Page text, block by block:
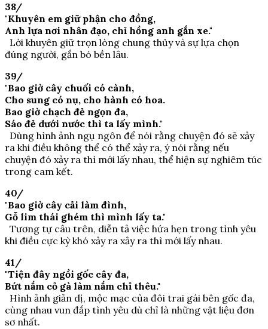
38/
"Khuyên em giữ phận cho đồng,
Anh lựa nơi nhân đạo, chỉ hồng anh gắn xe."
Lời khuyên giữ trọn lòng chung thủy và sự lựa chọn
đúng người, gắn bó bền lâu.
39/
"Bao giờ cây chuối có cành,
Cho sung có nụ, cho hành có hoa.
Bao giờ chạch đẻ ngọn đa,
Sáo đẻ dưới nước thì ta lấy mình."
Dùng hình ảnh ngụ ngôn để nói rằng chuyện đó sẽ xảy
ra khi điều không thể có thể xảy ra, ý nói rằng nếu
chuyện đó xảy ra thì mới lấy nhau, thể hiện sự nghiêm túc
trong cam kết.
40/
"Bao giờ cây cải làm đình,
Gỗ lim thái ghém thì mình lấy ta."
Tương tự câu trên, diễn tả việc hứa hẹn trong tình yêu
khi điều cực kỳ khó xảy ra xảy ra thì mới lấy nhau.
41/
"Tiện đây ngồi gốc cây đa,
Bứt nắm cỏ gà làm nắm chỉ thêu."
Hình ảnh giản dị, mộc mạc của đôi trai gái bên gốc đa,
cùng nhau vun đắp tình yêu dù chỉ là những vật liệu đơn
sơ nhất.